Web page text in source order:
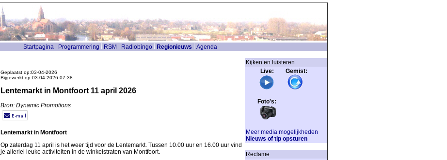
Startpagina Programmering RSM Radiobingo Regionieuws Agenda
Geplaatst op:03-04-2026
Bijgewerkt op:03-04-2026 07:38
Lentemarkt in Montfoort 11 april 2026
Bron: Dynamic Promotions
Lentemarkt in Montfoort
Op zaterdag 11 april is het weer tijd voor de Lentemarkt. Tussen 10.00 uur en 16.00 uur vind
je allerlei leuke activiteiten in de winkelstraten van Montfoort.
Kijken en luisteren
Live: Gemist:
Foto's:
Meer media mogelijkheden
Nieuws of tip opsturen
Reclame